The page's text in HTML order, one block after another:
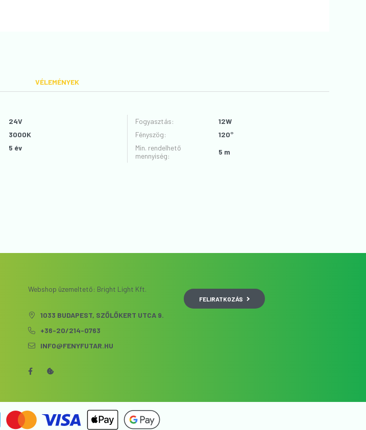
VÉLEMÉNYEK
24V Fogyasztás:
12W
3000K Fényszög:
120°
5 év
Min. rendelhető
mennyiség:
5 m
Webshop üzemeltető: Bright Light Kft.
1033 BUDAPEST, SZŐLŐKERT UTCA 9.
+36-20/214-0763
INFO@FENYFUTAR.HU
FELIRATKOZÁS